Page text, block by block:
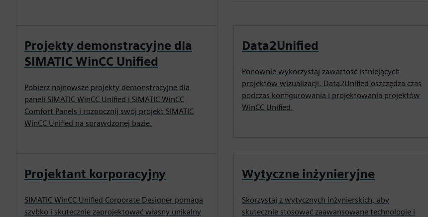
Projekty demonstracyjne dla
SIMATIC WinCC Unified
Pobierz najnowsze projekty demonstracyjne dla
paneli SIMATIC WinCC Unified i SIMATIC WinCC
Comfort Panels i rozpocznij swój projekt SIMATIC
WinCC Unified na sprawdzonej bazie.
Data2Unified
Ponownie wykorzystaj zawartość istniejących
projektów wizualizacji. Data2Unified oszczędza czas
podczas konfigurowania i projektowania projektów
WinCC Unified.
Projektant korporacyjny
SIMATIC WinCC Unified Corporate Designer pomaga
szybko i skutecznie zaprojektować własny unikalny
Wytyczne inżynieryjne
Skorzystaj z wytycznych inżynierskich, aby
skutecznie stosować zaawansowane technologie i